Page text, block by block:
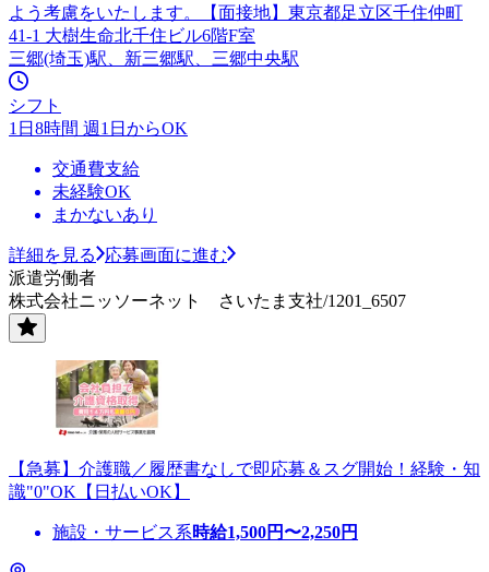
よう考慮をいたします。【面接地】東京都足立区千住仲町
41-1 大樹生命北千住ビル6階F室
三郷(埼玉)駅、新三郷駅、三郷中央駅
シフト
1日8時間 週1日からOK
交通費支給
未経験OK
まかないあり
詳細を見る
応募画面に進む
派遣労働者
株式会社ニッソーネット さいたま支社/1201_6507
【急募】介護職／履歴書なしで即応募＆スグ開始！経験・知
識"0"OK【日払いOK】
施設・サービス系時給1,500円〜2,250円